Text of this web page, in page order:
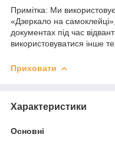
Примітка: Ми
«Дзеркало на
документах під час
використовуватися інше
Приховати
Характеристики
Основні